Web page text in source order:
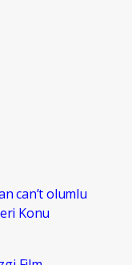
can’t olumlu
Konu